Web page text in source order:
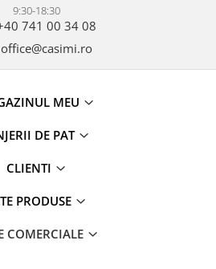
9:30-18:30
741 00 34 08
office@casimi.ro
MEU
DE PAT
CLIENTI
PRODUSE
COMERCIALE